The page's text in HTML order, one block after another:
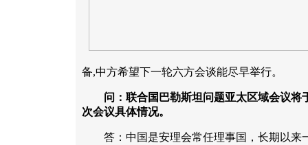
备,中方希望下一轮六方会谈能尽早举行。
问：联合国巴勒斯坦问题亚太区域会议将
次会议具体情况。
答：中国是安理会常任理事国，长期以来